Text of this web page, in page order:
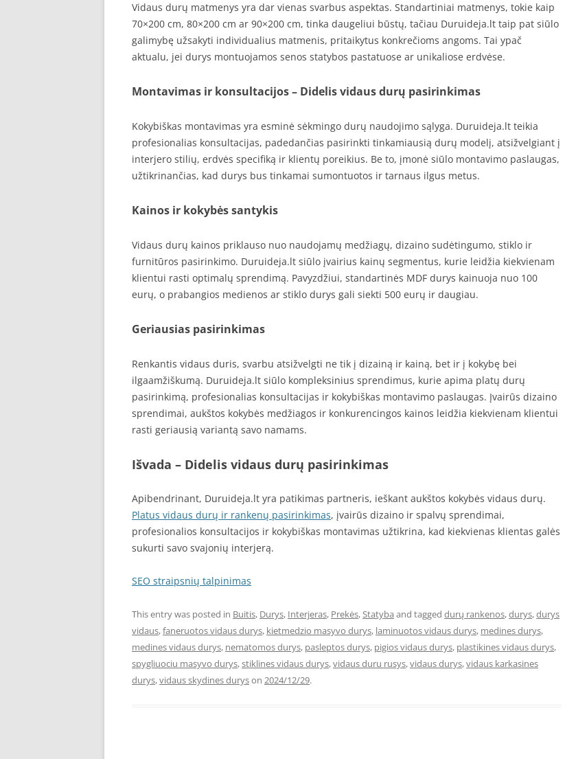
Vidaus durų matmenys yra dar vienas svarbus aspektas. Standartiniai matmenys, tokie kaip
70×200 cm, 80×200 cm ar 90×200 cm, tinka daugeliui būstų, tačiau Duruideja.lt taip pat siūlo
galimybę užsakyti individualius matmenis, pritaikytus konkrečioms angoms. Tai ypač
aktualu, jei durys montuojamos senos statybos pastatuose ar unikaliose erdvėse.
Montavimas ir konsultacijos – Didelis vidaus durų pasirinkimas
Kokybiškas montavimas yra esminė sėkmingo durų naudojimo sąlyga. Duruideja.lt teikia
profesionalias konsultacijas, padedančias pasirinkti tinkamiausią durų modelį, atsižvelgiant į
interjero stilių, erdvės specifiką ir klientų poreikius. Be to, įmonė siūlo montavimo paslaugas,
užtikrinančias, kad durys bus tinkamai sumontuotos ir tarnaus ilgus metus.
Kainos ir kokybės santykis
Vidaus durų kainos priklauso nuo naudojamų medžiagų, dizaino sudėtingumo, stiklo ir
furnitūros pasirinkimo. Duruideja.lt siūlo įvairius kainų segmentus, kurie leidžia kiekvienam
klientui rasti optimalų sprendimą. Pavyzdžiui, standartinės MDF durys kainuoja nuo 100
eurų, o prabangios medienos ar stiklo durys gali siekti 500 eurų ir daugiau.
Geriausias pasirinkimas
Renkantis vidaus duris, svarbu atsižvelgti ne tik į dizainą ir kainą, bet ir į kokybę bei
ilgaamžiškumą. Duruideja.lt siūlo kompleksinius sprendimus, kurie apima platų durų
pasirinkimą, profesionalias konsultacijas ir kokybiškas montavimo paslaugas. Įvairūs dizaino
sprendimai, aukštos kokybės medžiagos ir konkurencingos kainos leidžia kiekvienam klientui
rasti geriausią variantą savo namams.
Išvada – Didelis vidaus durų pasirinkimas
Apibendrinant, Duruideja.lt yra patikimas partneris, ieškant aukštos kokybės vidaus durų.
Platus vidaus durų ir rankenų pasirinkimas, įvairūs dizaino ir spalvų sprendimai,
profesionalios konsultacijos ir kokybiškas montavimas užtikrina, kad kiekvienas klientas galės
sukurti savo svajonių interjerą.
SEO straipsnių talpinimas
This entry was posted in Buitis, Durys, Interjeras, Prekės,Statyba and tagged durų rankenos,durys,durys
vidaus,faneruotos vidaus durys, kietmedzio masyvo durys, laminuotos vidaus durys, medines durys,
medines vidaus durys, nematomos durys, pasleptos durys, pigios vidaus durys, plastikines vidaus durys,
spygliuociu masyvo durys,stiklines vidaus durys,vidaus duru rusys,vidaus durys,vidaus karkasines
durys,vidaus skydines duryson 2024/12/29.